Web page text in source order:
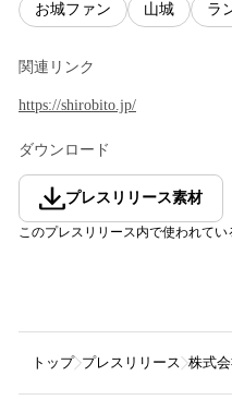
お城ファン 山城 ラ
関連リンク
https://shirobito.jp/
ダウンロード
プレスリリース素材
このプレスリリース内で使われて
トップ プレスリリース 株式